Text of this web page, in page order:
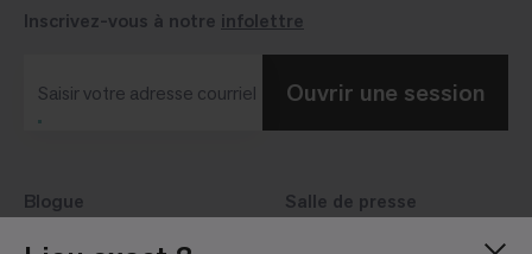
Blogue
À propos de nous
Salle de presse
Inscrivez-vous à notre infolettre
Saisir votre adresse courriel Ouvrir une session